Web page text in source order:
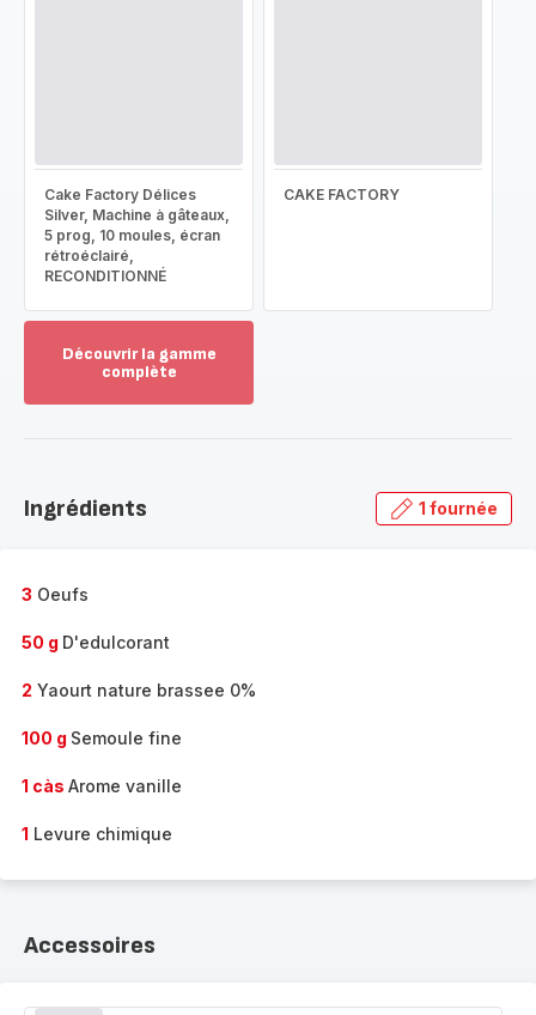
Cake Factory Délices
Silver, Machine à gâteaux,
5 prog, 10 moules, écran
rétroéclairé,
RECONDITIONNÉ
CAKE FACTORY
Découvrir la gamme
complète
gamme
Ingrédients 1 fournée
3 Oeufs
50 g D'edulcorant
2 Yaourt nature brassee 0%
100 g Semoule fine
1 càs Arome vanille
1 Levure chimique
Accessoires